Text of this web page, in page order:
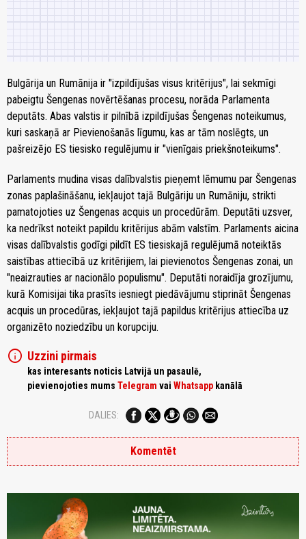
Bulgārija un Rumānija ir "izpildījušas visus kritērijus", lai sekmīgi
pabeigtu Šengenas novērtēšanas procesu, norāda Parlamenta
deputāts. Abas valstis ir pilnībā izpildījušas Šengenas noteikumus,
kuri saskaņā ar Pievienošanās līgumu, kas ar tām noslēgts, un
pašreizējo ES tiesisko regulējumu ir "vienīgais priekšnoteikums".
Parlaments mudina visas dalībvalstis pieņemt lēmumu par Šengenas
zonas paplašināšanu, iekļaujot tajā Bulgāriju un Rumāniju, strikti
pamatojoties uz Šengenas acquis un procedūrām. Deputāti uzsver,
ka nedrīkst noteikt papildu kritērijus abām valstīm. Parlaments aicina
visas dalībvalstis godīgi pildīt ES tiesiskajā regulējumā noteiktās
saistības attiecībā uz kritērijiem, lai pievienotos Šengenas zonai, un
"neaizrauties ar nacionālo populismu". Deputāti noraidīja grozījumu,
kurā Komisijai tika prasīts iesniegt piedāvājumu stiprināt Šengenas
acquis un procedūras, iekļaujot tajā papildus kritērijus attiecība uz
organizēto noziedzību un korupciju.
info Uzzini pirmais
kas interesants noticis Latvijā un pasaulē,
pievienojoties mums Telegram vai Whatsapp kanālā
DALIES:
Komentēt